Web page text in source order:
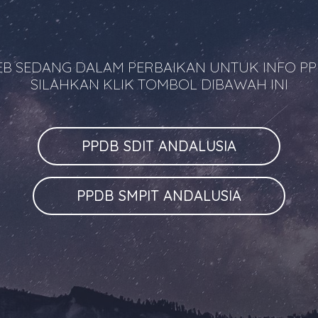
SEDANG DALAM PERBAIKAN UNTUK INFO
SILAHKAN KLIK TOMBOL DIBAWAH INI
PPDB SDIT ANDALUSIA
PPDB SMPIT ANDALUSIA